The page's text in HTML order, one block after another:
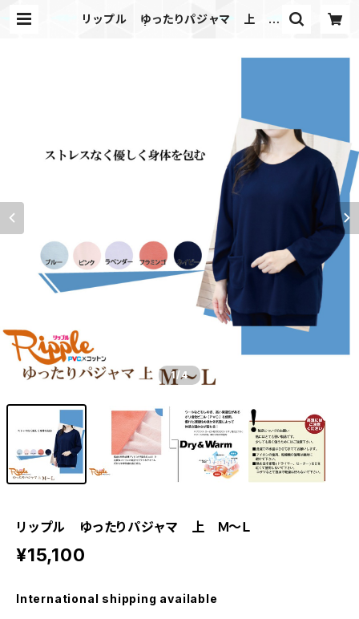
リップル ゆったりパジャマ 上 Ｍ
1/4
リップル ゆったりパジャマ 上 Ｍ～Ｌ
¥15,100
International shipping available